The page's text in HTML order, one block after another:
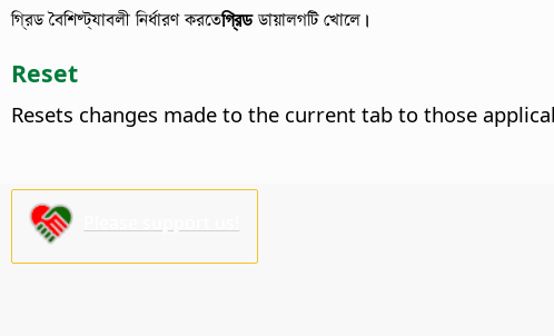
গ্রিড বৈশিষ্ট্যাবলী নির্ধারণ করতেগ্রিডডায়ালগটি খোলে।
Reset
Resets changes made to the current tab to those